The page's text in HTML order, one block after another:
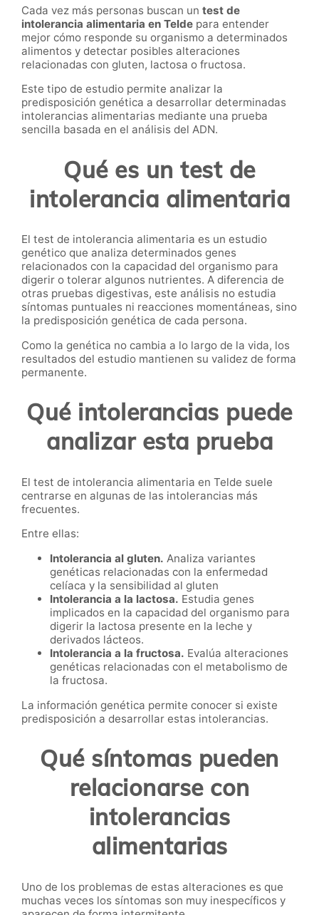
Cada vez más personas buscan un test de
intolerancia alimentaria en Telde para entender
mejor cómo responde su organismo a determinados
alimentos y detectar posibles alteraciones
relacionadas con gluten, lactosa o fructosa.
Este tipo de estudio permite analizar la
predisposición genética a desarrollar determinadas
intolerancias alimentarias mediante una prueba
sencilla basada en el análisis del ADN.
Qué es un test de
intolerancia alimentaria
El test de intolerancia alimentaria es un estudio
genético que analiza determinados genes
relacionados con la capacidad del organismo para
digerir o tolerar algunos nutrientes. A diferencia de
otras pruebas digestivas, este análisis no estudia
síntomas puntuales ni reacciones momentáneas, sino
la predisposición genética de cada persona.
Como la genética no cambia a lo largo de la vida, los
resultados del estudio mantienen su validez de forma
permanente.
Qué intolerancias puede
analizar esta prueba
El test de intolerancia alimentaria en Telde suele
centrarse en algunas de las intolerancias más
frecuentes.
Entre ellas:
Intolerancia al gluten. Analiza variantes
genéticas relacionadas con la enfermedad
celíaca y la sensibilidad al gluten
Intolerancia a la lactosa. Estudia genes
implicados en la capacidad del organismo para
digerir la lactosa presente en la leche y
derivados lácteos.
Intolerancia a la fructosa. Evalúa alteraciones
genéticas relacionadas con el metabolismo de
la fructosa.
La información genética permite conocer si existe
predisposición a desarrollar estas intolerancias.
Qué síntomas pueden
relacionarse con
intolerancias
alimentarias
Uno de los problemas de estas alteraciones es que
muchas veces los síntomas son muy inespecíficos y